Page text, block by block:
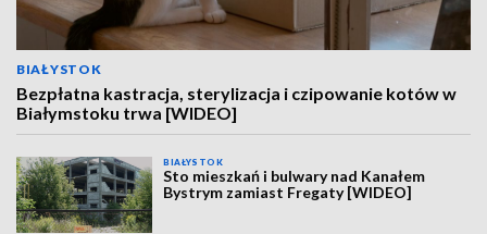
BIAŁYSTOK
Bezpłatna kastracja, sterylizacja i czipowanie kotów w
Białymstoku trwa [WIDEO]
BIAŁYSTOK
Sto mieszkań i bulwary nad Kanałem
Bystrym zamiast Fregaty [WIDEO]